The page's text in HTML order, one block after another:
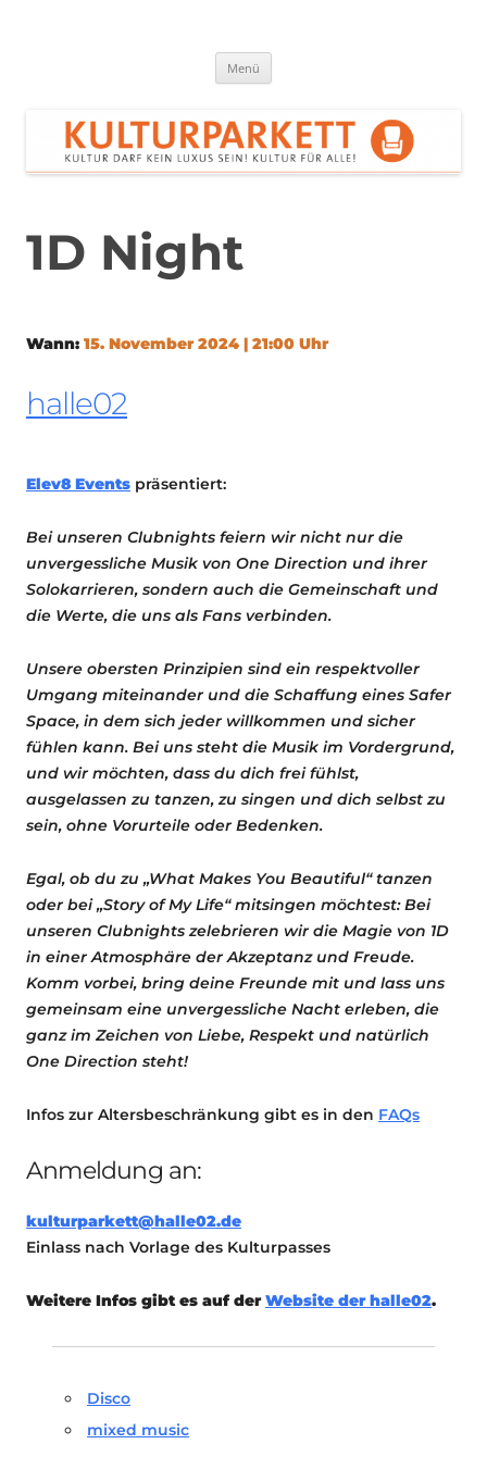
Menü
1D Night
Wann: 15. November 2024 | 21:00 Uhr
halle02
Elev8 Events präsentiert:
Bei unseren Clubnights feiern wir nicht nur die
unvergessliche Musik von One Direction und ihrer
Solokarrieren, sondern auch die Gemeinschaft und
die Werte, die uns als Fans verbinden.
Unsere obersten Prinzipien sind ein respektvoller
Umgang miteinander und die Schaffung eines Safer
Space, in dem sich jeder willkommen und sicher
fühlen kann. Bei uns steht die Musik im Vordergrund,
und wir möchten, dass du dich frei fühlst,
ausgelassen zu tanzen, zu singen und dich selbst zu
sein, ohne Vorurteile oder Bedenken.
Egal, ob du zu „What Makes You Beautiful“ tanzen
oder bei „Story of My Life“ mitsingen möchtest: Bei
unseren Clubnights zelebrieren wir die Magie von 1D
in einer Atmosphäre der Akzeptanz und Freude.
Komm vorbei, bring deine Freunde mit und lass uns
gemeinsam eine unvergessliche Nacht erleben, die
ganz im Zeichen von Liebe, Respekt und natürlich
One Direction steht!
Infos zur Altersbeschränkung gibt es in den FAQs
Anmeldung an:
kulturparkett@halle02.de
Einlass nach Vorlage des Kulturpasses
Weitere Infos gibt es auf derWebsite der halle02.
Disco
mixed music